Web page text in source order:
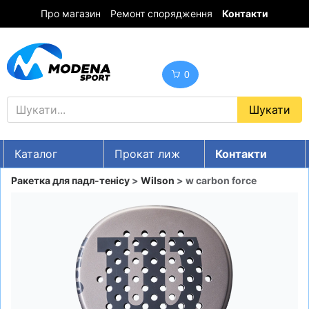
Про магазин Ремонт спорядження Контакти
0
Каталог Прокат лиж
Контакти
UA RU EN
ГІРСЬКІ ЛИЖІ
СНОУБОРДИ
Ракетка для падл-тенісу > Wilson > w carbon force